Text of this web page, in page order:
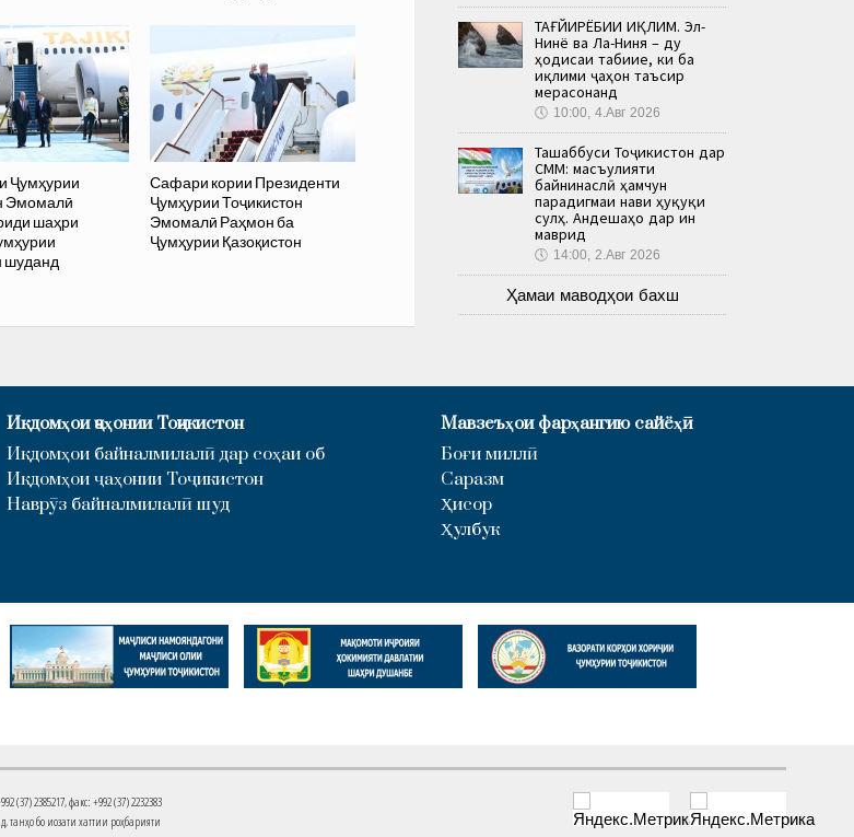
Ҷумҳурии
Эмомалӣ
шаҳри
шуданд
Сафари кории Президенти
Ҷумҳурии Тоҷикистон
Эмомалӣ Раҳмон ба
Ҷумҳурии Қазоқистон
ТАҒЙИРЁБИИ ИҚЛИМ. Эл-
Нинё ва Ла-Ниня – ду
ҳодисаи табиие, ки ба
иқлими ҷаҳон таъсир
мерасонанд
🕔 10:00, 4.Авг 2026
Ташаббуси Тоҷикистон дар
СММ: масъулияти
байнинаслӣ ҳамчун
парадигмаи нави ҳуқуқи
сулҳ. Андешаҳо дар ин
маврид
🕔 14:00, 2.Авг 2026
Ҳамаи маводҳои бахш
Иқдомҳои ҷаҳонии Тоҷикистон
Иқдомҳои байналмилалӣ дар соҳаи об
Иқдомҳои ҷаҳонии Тоҷикистон
Наврӯз байналмилалӣ шуд
Мавзеъҳои фарҳангию сайёҳӣ
Боғи миллӣ
Саразм
Ҳисор
Ҳулбук
2385217, факс: +992 (37) 2232383
бо иҷозати хаттии роҳбарияти